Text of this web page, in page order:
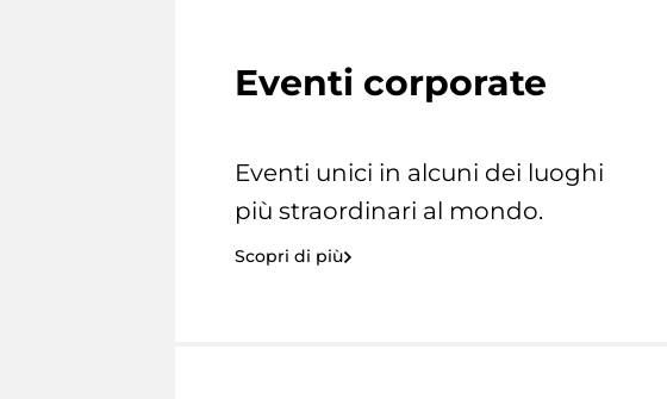
Eventi corporate
Eventi unici in alcuni dei luoghi
più straordinari al mondo.
Scopri di più